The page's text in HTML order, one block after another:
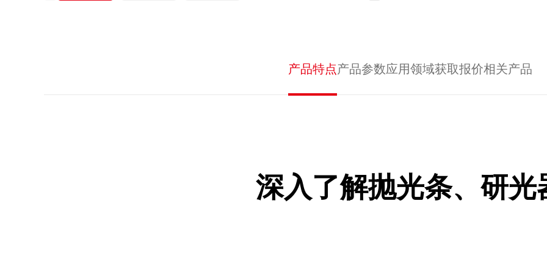
产品特点产品参数应用领域获取报价相关产品
深入了解抛光条、研光